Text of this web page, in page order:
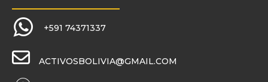
+591 74371337
ACTIVOSBOLIVIA@GMAIL.COM